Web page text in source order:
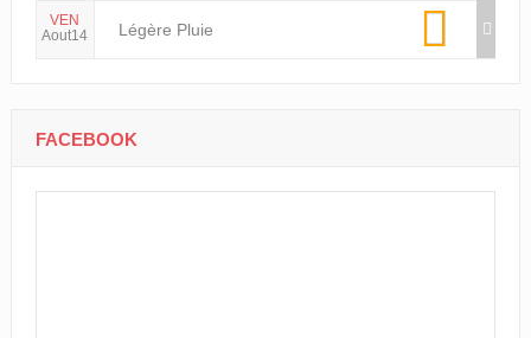
VEN
Aout14
Légère Pluie
FACEBOOK